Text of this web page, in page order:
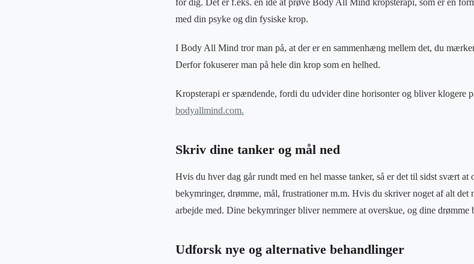
for dig. Det er f.eks. en idé at prøve Body All Mind kropsterapi, som er en
med din psyke og din fysiske krop.
I Body All Mind tror man på, at der er en sammenhæng mellem det, du
Derfor fokuserer man på hele din krop som en helhed.
Kropsterapi er spændende, fordi du udvider dine horisonter og bliver klogere
bodyallmind.com.
Skriv dine tanker og mål ned
Hvis du hver dag går rundt med en hel masse tanker, så er det til sidst svært at
bekymringer, drømme, mål, frustrationer m.m. Hvis du skriver noget af alt det
arbejde med. Dine bekymringer bliver nemmere at overskue, og dine drømme
Udforsk nye og alternative behandlinger